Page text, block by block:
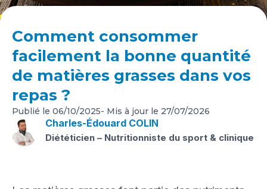
Comment consommer
facilement la bonne quantité
de matières grasses dans vos
repas ?
Publié le 06/10/2025- Mis à jour le 27/07/2026
Charles-Édouard COLIN
Diététicien – Nutritionniste du sport & clinique